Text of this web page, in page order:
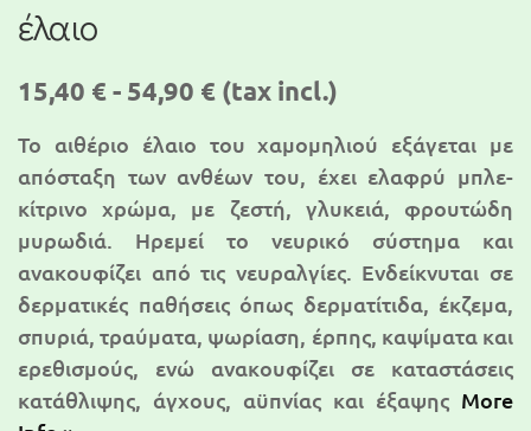
έλαιο
15,40 € - 54,90 € (tax incl.)
Το αιθέριο έλαιο του χαμομηλιού εξάγεται με
απόσταξη των ανθέων του, έχει ελαφρύ μπλε-
κίτρινο χρώμα, με ζεστή, γλυκειά, φρουτώδη
μυρωδιά. Ηρεμεί το νευρικό σύστημα και
ανακουφίζει από τις νευραλγίες. Ενδείκνυται σε
δερματικές παθήσεις όπως δερματίτιδα, έκζεμα,
σπυριά, τραύματα, ψωρίαση, έρπης, καψίματα και
ερεθισμούς, ενώ ανακουφίζει σε καταστάσεις
κατάθλιψης, άγχους, αϋπνίας και έξαψης More